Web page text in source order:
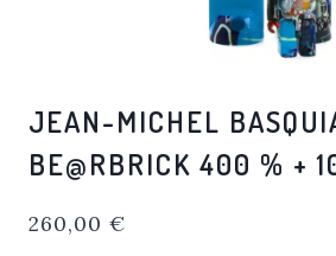
JEAN-MICHEL
BE@RBRICK 400 % +
260,00 €